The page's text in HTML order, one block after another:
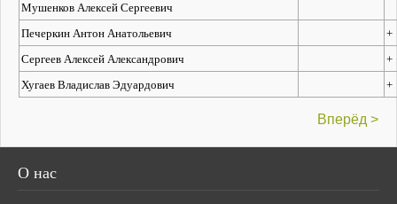
Мушенков Алексей Сергеевич
Печеркин Антон Анатольевич
+
Сергеев Алексей Александрович
+
Хугаев Владислав Эдуардович
+
Вперёд >
О нас